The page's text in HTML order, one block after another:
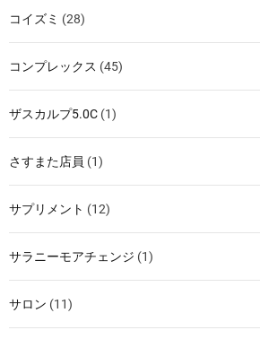
コイズミ (28)
コンプレックス (45)
ザスカルプ5.0C (1)
さすまた店員 (1)
サプリメント (12)
サラニーモアチェンジ (1)
サロン (11)